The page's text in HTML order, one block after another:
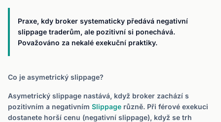
Praxe, kdy broker systematicky předává negativní
slippage traderům, ale pozitivní si ponechává.
Považováno za nekalé exekuční praktiky.
Co je asymetrický slippage?
Asymetrický slippage nastává, když broker zachází s
pozitivním a negativním Slippage různě. Při férové exekuci
dostanete horší cenu (negativní slippage), když se trh